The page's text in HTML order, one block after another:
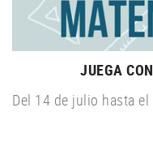
JUEGA
Del 14 de julio hasta